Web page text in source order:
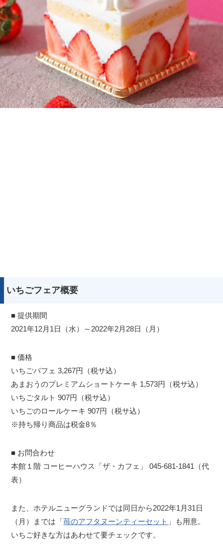
いちごフェア概要
■ 提供期間
2021年12月1日（水）～2022年2月28日（月）
■ 価格
いちごパフェ 3,267円（税サ込）
あまおうのプレミアムショートケーキ 1,573円（税サ込）
いちごタルト 907円（税サ込）
いちごのロールケーキ 907円（税サ込）
※持ち帰り商品は税金8％
■ お問合わせ
本館１階 コーヒーハウス「ザ・カフェ」 045-681-1841（代
表）
また、ホテルニューグランドでは同日から2022年1月31日
（月）までは「苺のアフタヌーンティーセット 」も用意。
いちご好きな方はあわせて要チェックです。